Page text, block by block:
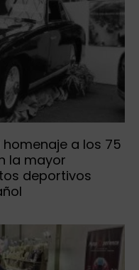
a los 75
la mayor
deportivos